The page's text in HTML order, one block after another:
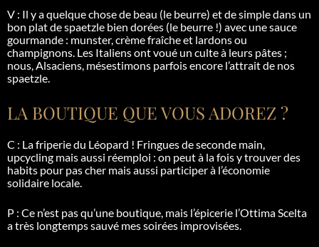
V : Il y a quelque chose de beau (le beurre) et de simple dans un
bon plat despaetzle bien dorées (le beurre !) avec une sauce
gourmande : munster, crème fraîche et lardons ou
champignons. Les Italiens ont voué un culte à leurs pâtes ;
nous, Alsaciens, mésestimons parfois encore l’attrait de nos
spaetzle.
LA BOUTIQUE QUE VOUS ADOREZ ?
C : La friperie du Léopard ! Fringues de seconde main,
upcycling mais aussi réemploi : on peut à la fois y trouver des
habits pour pas cher mais aussi participer à l’économie
solidaire locale.
P : Ce n’est pas qu’une boutique, mais l’épicerie l’OttimaScelta
a très longtemps sauvé mes soirées improvisées.